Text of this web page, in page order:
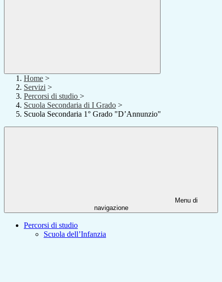
Home >
Servizi >
Percorsi di studio >
Scuola Secondaria di I Grado >
Scuola Secondaria 1° Grado "D’Annunzio"
Menu di
navigazione
Percorsi di studio
Scuola dell’Infanzia